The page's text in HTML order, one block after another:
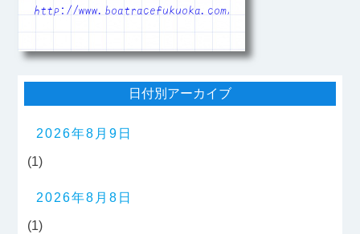
http://www.boatracefukuoka.com/
日付別アーカイブ
2026年8月9日
(1)
2026年8月8日
(1)